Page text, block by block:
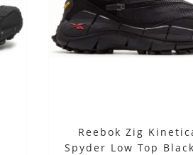
Reebok Zig
Spyder Low Top